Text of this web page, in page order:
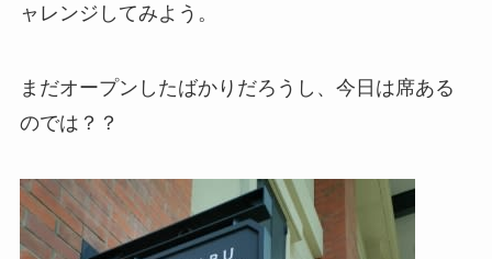
ャレンジしてみよう。
まだオープンしたばかりだろうし、今日は席ある
のでは？？